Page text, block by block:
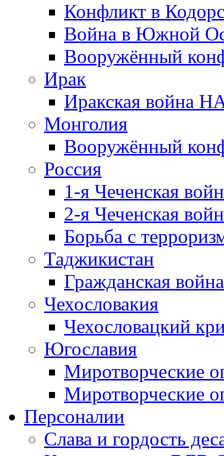
Конфликт в
Война в Южной
Вооружённый
Ирак
Иракская война
Монголия
Вооружённый
Россия
1-я Чеченская
2-я Чеченская
Борьба с
Таджикистан
Гражданская
Чехословакия
Чехословацкий
Югославия
Миротворческие
Миротворческие
Персоналии
Слава и гордость